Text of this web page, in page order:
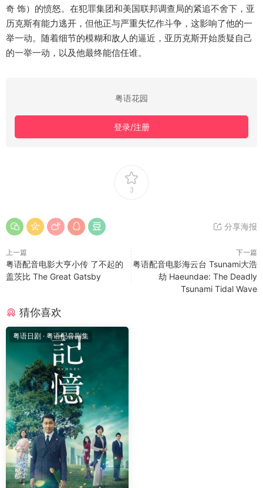
奇 饰）的愤怒。在犯罪集团和美国联邦调查局的紧追不舍下，亚
历克斯有能力逃开，但他正与严重失忆作斗争，这影响了他的一
举一动。随着细节的模糊和敌人的逼近，亚历克斯开始质疑自己
的一举一动，以及他最终能信任谁。
粤语花园
登录/注册
3
分享海报
上一篇
粤语配音电影大亨小传 了不起的
盖茨比 The Great Gatsby
下一篇
粤语配音电影海云台 Tsunami大浩
劫 Haeundae: The Deadly
Tsunami Tidal Wave
猜你喜欢
粤语日剧 · 粤语配音剧集